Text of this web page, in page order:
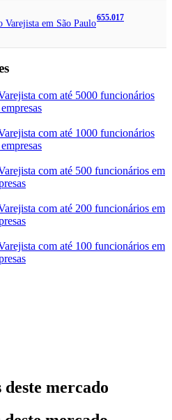
Varejista em São Paulo
655.017
com até 5000 funcionários
com até 1000 funcionários
com até 500 funcionários em
com até 200 funcionários em
com até 100 funcionários em
mercado